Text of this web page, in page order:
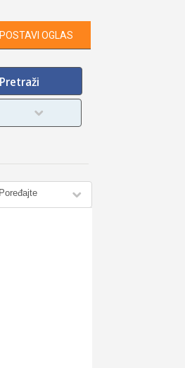
POSTAVI OGLAS